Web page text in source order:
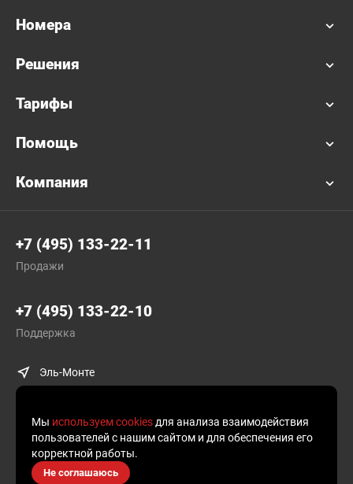
Номера
Решения
Тарифы
Помощь
Компания
+7 (495) 133-22-11
Продажи
+7 (495) 133-22-10
Поддержка
Эль-Монте
© Plusofon.ru, 2019—2026.
Мы используем cookies для анализа взаимодействия
пользователей с нашим сайтом и для обеспечения его
корректной работы.
Не соглашаюсь